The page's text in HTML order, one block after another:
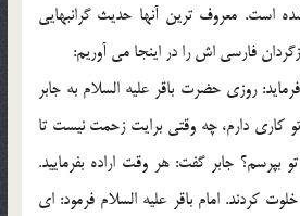
است. معروف ترين آنها حديث گرانبهايي
فارسي اش را در اينجا مي آوريم:
روزي حضرت باقر عليه السلام به جابر
تو کاري دارم، چه وقتي برايت زحمت نيست تا
جابر گفت: هر وقت اراده بفرماييد.
کردند. امام باقر عليه السلام فرمود: اي